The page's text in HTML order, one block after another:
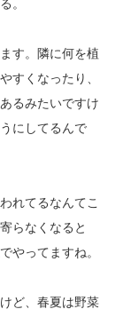
。
す。隣に何を植
すくなったり、
るみたいですけ
にしてるんで
れてるなんてこ
らなくなると
やってますね。
ど、春夏は野菜